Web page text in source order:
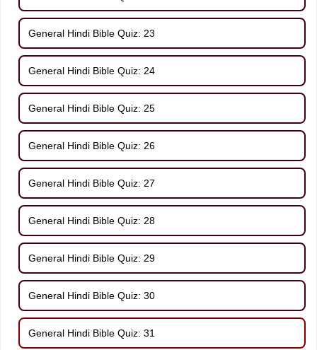
General Hindi Bible Quiz: 23
General Hindi Bible Quiz: 24
General Hindi Bible Quiz: 25
General Hindi Bible Quiz: 26
General Hindi Bible Quiz: 27
General Hindi Bible Quiz: 28
General Hindi Bible Quiz: 29
General Hindi Bible Quiz: 30
General Hindi Bible Quiz: 31